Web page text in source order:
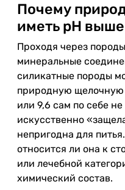
Почему
иметь pH
Проходя через
минеральные
силикатные породы
природную
или 9,6 сам по себе
искусственно
непригодна для
относится ли она к
или лечебной
химический состав.